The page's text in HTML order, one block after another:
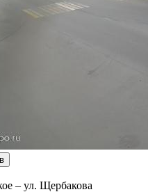
– ул. Щербакова